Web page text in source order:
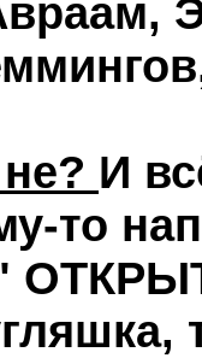
И
то